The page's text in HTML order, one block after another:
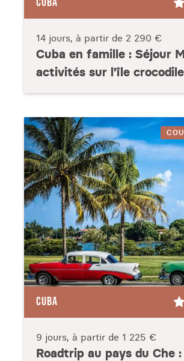
14 jours, à partir de 2 290 €
Cuba en famille : Séjour
activités sur l'île crocodile
CUBA
9 jours, à partir de 1 225 €
Roadtrip au pays du Che